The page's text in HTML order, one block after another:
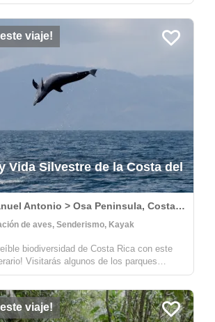
Yorkin. Saliendo del pueblo de Bambú,
viaje!
Vida Silvestre de la Costa del
San Jose > Manuel Antonio > Osa Peninsula, Costa Rica
de aves, Senderismo, Kayak
biodiversidad de Costa Rica con este
Visitarás algunos de los parques
y hermosos del país, incluyendo
viaje!